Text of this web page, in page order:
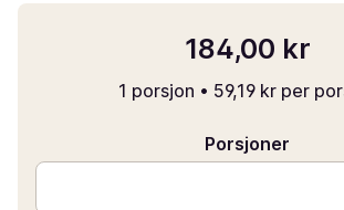
184,00 kr
1 porsjon • 59,19 kr per
Porsjoner